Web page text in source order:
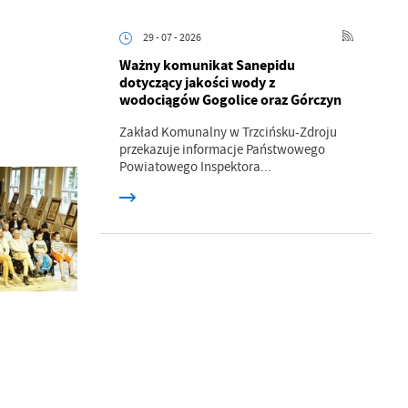
29 - 07 - 2026
Ważny komunikat Sanepidu
dotyczący jakości wody z
wodociągów Gogolice oraz Górczyn
Zakład Komunalny w Trzcińsku-Zdroju
przekazuje informacje Państwowego
Powiatowego Inspektora...